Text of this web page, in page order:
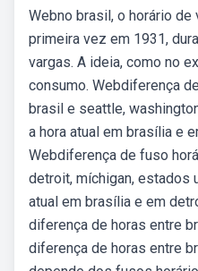
Webno brasil, o horário
primeira vez em 1931,
vargas. A ideia, como no
consumo. Webdiferença
brasil e seattle,
a hora atual em brasília e
Webdiferença de fuso
detroit, míchigan, estados
atual em brasília e em
diferença de horas entre
diferença de horas entre